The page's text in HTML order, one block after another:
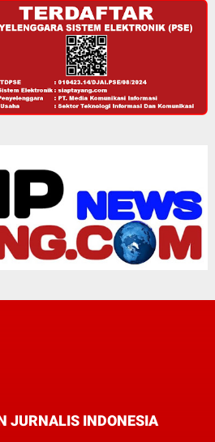
JURNALIS INDONESIA